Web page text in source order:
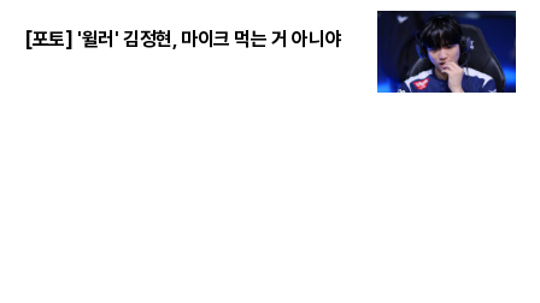
[포토] '윌러' 김정현, 마이크 먹는 거 아니야